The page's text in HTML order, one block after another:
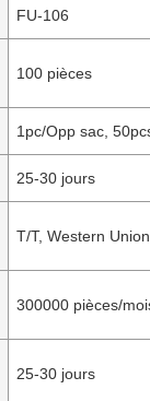
FU-106
100 pièces
1pc/Opp sac,
25-30 jours
T/T, Western
300000 pièces/
25-30 jours